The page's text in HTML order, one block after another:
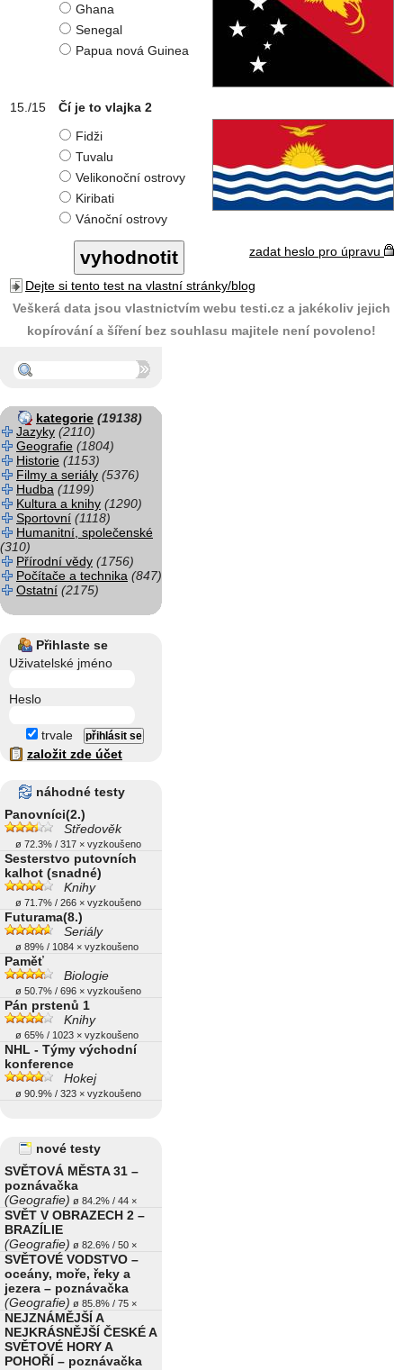
Ghana
Senegal
Papua nová Guinea
Čí je to vlajka 2
Fidži
Tuvalu
Velikonoční ostrovy
Kiribati
Vánoční ostrovy
zadat heslo pro úpravu
Dejte si tento test na vlastní stránky/blog
Veškerá data jsou vlastnictvím webu testi.cz a jakékoliv jejich
kopírování a šíření bez souhlasu majitele není povoleno!
kategorie (19138)
Jazyky (2110)
Geografie (1804)
Historie (1153)
Filmy a seriály (5376)
Hudba (1199)
Kultura a knihy (1290)
Sportovní (1118)
Humanitní, společenské
(310)
Přírodní vědy (1756)
Počítače a technika (847)
Ostatní (2175)
Přihlaste se
Uživatelské jméno
Heslo
trvale
založit zde účet
náhodné testy
Panovníci(2.)
Středověk
ø 72.3% / 317 × vyzkoušeno
Sesterstvo putovních
kalhot (snadné)
Knihy
ø 71.7% / 266 × vyzkoušeno
Futurama(8.)
Seriály
ø 89% / 1084 × vyzkoušeno
Paměť
Biologie
ø 50.7% / 696 × vyzkoušeno
Pán prstenů 1
Knihy
ø 65% / 1023 × vyzkoušeno
NHL - Týmy východní
konference
Hokej
ø 90.9% / 323 × vyzkoušeno
nové testy
SVĚTOVÁ MĚSTA 31 –
poznávačka
(Geografie) ø 84.2% / 44 ×
SVĚT V OBRAZECH 2 –
BRAZÍLIE
(Geografie) ø 82.6% / 50 ×
SVĚTOVÉ VODSTVO –
oceány, moře, řeky a
jezera – poznávačka
(Geografie) ø 85.8% / 75 ×
NEJZNÁMĚJŠÍ A
NEJKRÁSNĚJŠÍ ČESKÉ A
SVĚTOVÉ HORY A
POHOŘÍ – poznávačka